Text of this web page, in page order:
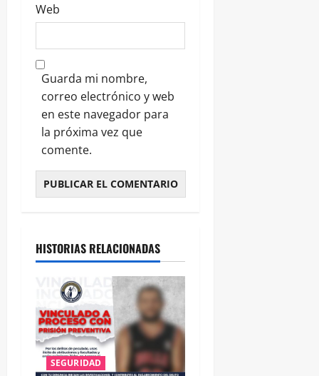
Web
Guarda mi nombre,
correo electrónico y web
en este navegador para
la próxima vez que
comente.
HISTORIAS RELACIONADAS
SEGURIDAD